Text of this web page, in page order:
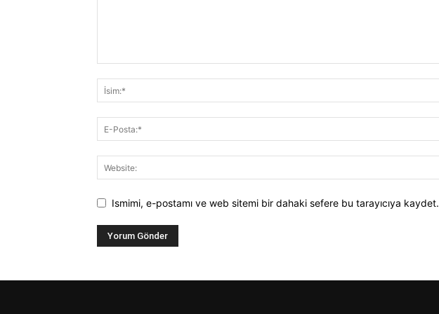
Ismimi, e-postamı ve web sitemi bir dahaki sefere bu tarayıcıya kaydet.